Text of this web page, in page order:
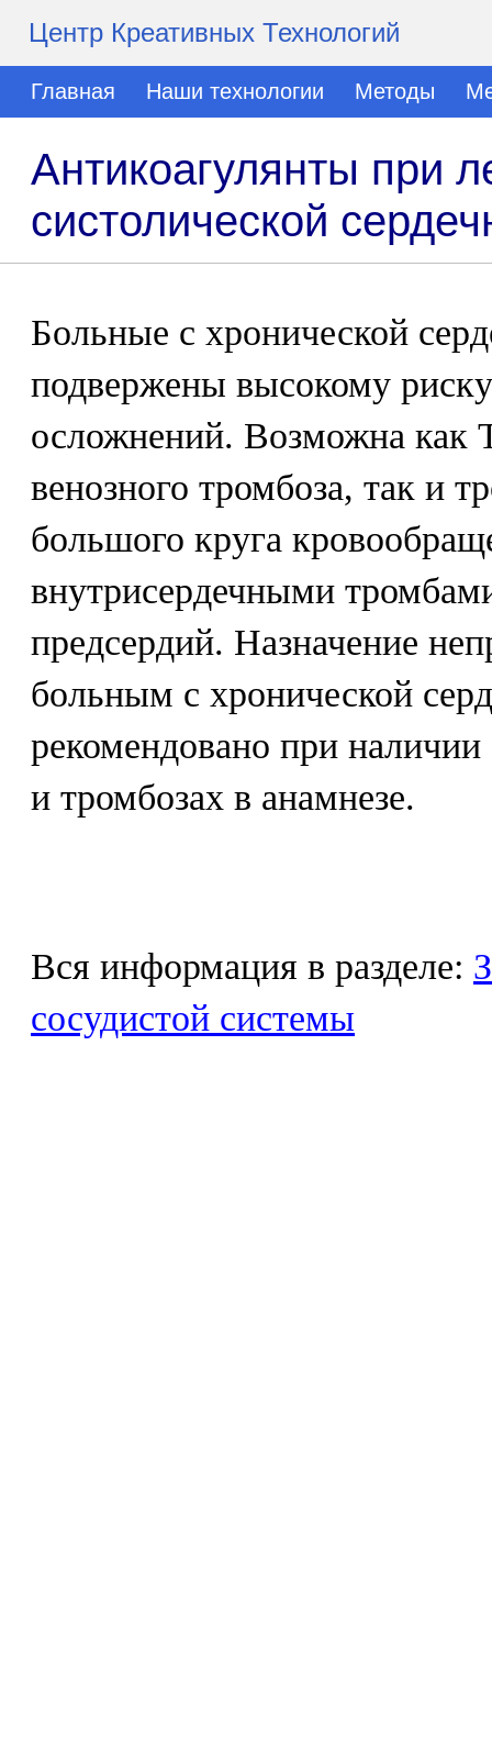
Центр Креативных Технологий
Главная Наши технологии Методы
Антикоагулянты при
систолической
Больные с хронической
подвержены высокому
осложнений. Возможна как
венозного тромбоза, так и
большого круга
внутрисердечными
предсердий. Назначение
больным с хронической
рекомендовано при
и тромбозах в анамнезе.
Вся информация в разделе:
сосудистой системы